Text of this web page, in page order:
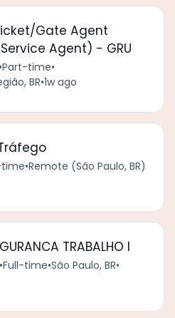
Gate Agent
Agent) - GRU
•Part-time•
BR•1w ago
•Remote (São Paulo, BR)
TRABALHO I
•Full-time•São Paulo, BR•